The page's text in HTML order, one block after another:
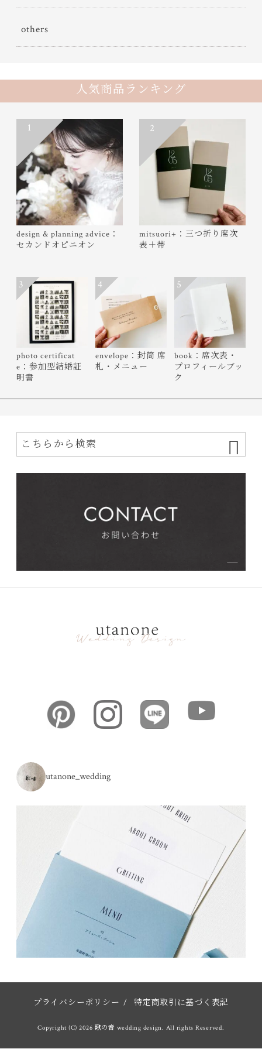
others
人気商品ランキング
design & planning advice：
セカンドオピニオン
1
mitsuori+：三つ折り席次
表＋帯
2
photo certificat
e：参加型結婚証
明書
3
envelope：封筒 席
札・メニュー
4
book：席次表・
プロフィールブッ
ク
5
utanone_wedding
プライバシーポリシー / 特定商取引に基づく表記
Copyright (C) 2026 歌の音 wedding design. All rights Reserved.